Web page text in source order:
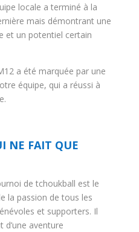
locale a terminé à la
mais démontrant une
et un potentiel certain
a été marquée par une
équipe, qui a réussi à
NE FAIT QUE
de tchoukball est le
la passion de tous les
et supporters. Il
aventure